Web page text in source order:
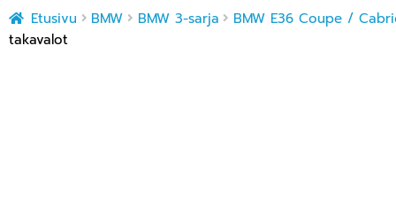
Etusivu BMW BMW 3-sarja BMW E36 Coupe /
takavalot